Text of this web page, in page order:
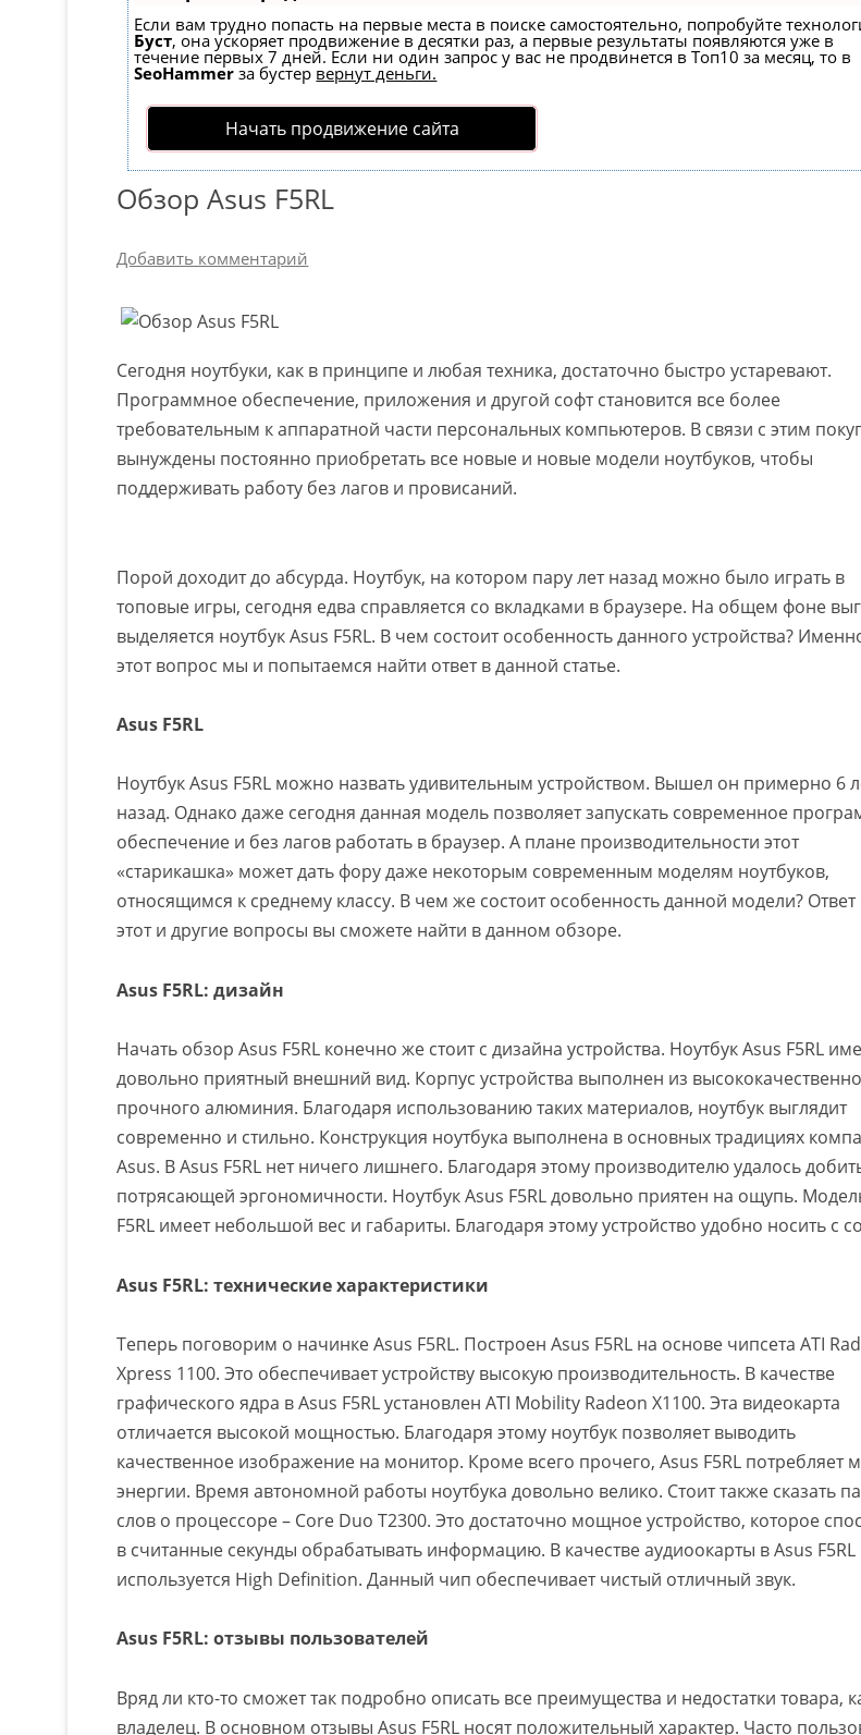
Если вам трудно попасть на первые места в поиске самостоятельно, попробуйте
Буст, она ускоряет продвижение в десятки раз, а первые результаты появляются уже в
течение первых 7 дней. Если ни один запрос у вас не продвинется в Топ10 за месяц, то в
SeoHammer за бустер вернут деньги.
Начать продвижение сайта
Обзор Asus F5RL
Добавить комментарий
Сегодня ноутбуки, как в принципе и любая техника, достаточно быстро устаревают.
Программное обеспечение, приложения и другой софт становится все более
требовательным к аппаратной части персональных компьютеров. В связи с этим
вынуждены постоянно приобретать все новые и новые модели ноутбуков, чтобы
поддерживать работу без лагов и провисаний.
Порой доходит до абсурда. Ноутбук, на котором пару лет назад можно было играть в
топовые игры, сегодня едва справляется со вкладками в браузере. На общем фоне
выделяется ноутбук Asus F5RL. В чем состоит особенность данного устройства?
этот вопрос мы и попытаемся найти ответ в данной статье.
Asus F5RL
Ноутбук Asus F5RL можно назвать удивительным устройством. Вышел он примерно 6
назад. Однако даже сегодня данная модель позволяет запускать современное
обеспечение и без лагов работать в браузер. А плане производительности этот
«старикашка» может дать фору даже некоторым современным моделям ноутбуков,
относящимся к среднему классу. В чем же состоит особенность данной модели? Ответ
этот и другие вопросы вы сможете найти в данном обзоре.
Asus F5RL: дизайн
Начать обзор Asus F5RL конечно же стоит с дизайна устройства. Ноутбук Asus F5RL
довольно приятный внешний вид. Корпус устройства выполнен из
прочного алюминия. Благодаря использованию таких материалов, ноутбук выглядит
современно и стильно. Конструкция ноутбука выполнена в основных традициях
Asus. В Asus F5RL нет ничего лишнего. Благодаря этому производителю удалось
потрясающей эргономичности. Ноутбук Asus F5RL довольно приятен на ощупь.
F5RL имеет небольшой вес и габариты. Благодаря этому устройство удобно носить с
Asus F5RL: технические характеристики
Теперь поговорим о начинке Asus F5RL. Построен Asus F5RL на основе чипсета ATI
Xpress 1100. Это обеспечивает устройству высокую производительность. В качестве
графического ядра в Asus F5RL установлен ATI Mobility Radeon X1100. Эта видеокарта
отличается высокой мощностью. Благодаря этому ноутбук позволяет выводить
качественное изображение на монитор. Кроме всего прочего, Asus F5RL потребляет
энергии. Время автономной работы ноутбука довольно велико. Стоит также сказать
слов о процессоре – Core Duo T2300. Это достаточно мощное устройство, которое
в считанные секунды обрабатывать информацию. В качестве аудиоокарты в Asus F5RL
используется High Definition. Данный чип обеспечивает чистый отличный звук.
Asus F5RL: отзывы пользователей
Вряд ли кто-то сможет так подробно описать все преимущества и недостатки товара,
владелец. В основном отзывы Asus F5RL носят положительный характер. Часто